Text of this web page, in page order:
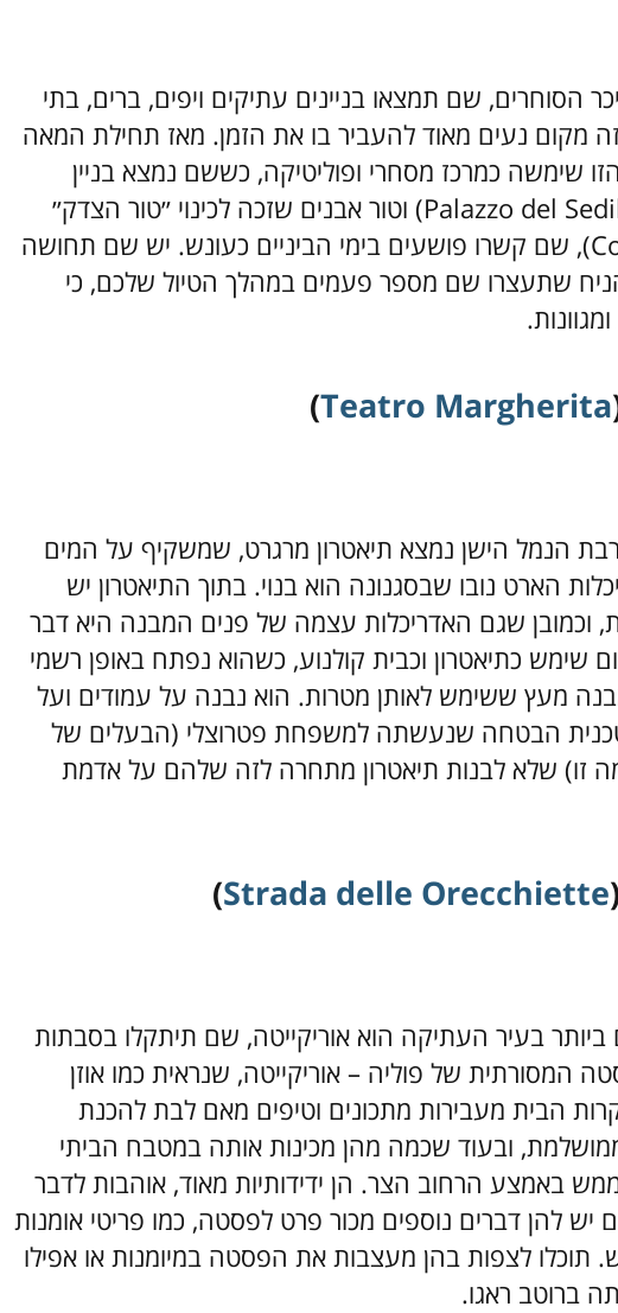
הסוחרים, שם תמצאו בניינים עתיקים ויפים, ברים, בתי
מקום נעים מאוד להעביר בו את הזמן. מאז תחילת המאה
שימשה כמרכז מסחרי ופוליטיקה, כששם נמצא בניין
העירייה הישן של בארי (Palazzo del Sedile) וטור אבנים שזכה לכינוי ״טור הצדק״
(Colonna della Giustizia), שם קשרו פושעים בימי הביניים כעונש. יש שם תחושה
שתעצרו שם מספר פעמים במהלך הטיול שלכם, כי
Teatro Margherita
)
הנמל הישן נמצא תיאטרון מרגרט, שמשקיף על המים
הארט נובו שבסגנונה הוא בנוי. בתוך התיאטרון יש
וכמובן שגם האדריכלות עצמה של פנים המבנה היא דבר
שימש כתיאטרון וכבית קולנוע, כשהוא נפתח באופן רשמי
כאן מבנה מעץ ששימש לאותן מטרות. הוא נבנה על עמודים ועל
טכנית הבטחה שנעשתה למשפחת פטרוצלי (הבעלים של
זו) שלא לבנות תיאטרון מתחרה לזה שלהם על אדמת
Strada delle Orecchiette
)
בעיר העתיקה הוא אוריקייטה, שם תיתקלו בסבתות
המסורתית של פוליה – אוריקייטה, שנראית כמו אוזן
הבית מעבירות מתכונים וטיפים מאם לבת להכנת
ובעוד שכמה מהן מכינות אותה במטבח הביתי
באמצע הרחוב הצר. הן ידידותיות מאוד, אוהבות לדבר
יש להן דברים נוספים מכור פרט לפסטה, כמו פריטי אומנות
תוכלו לצפות בהן מעצבות את הפסטה במיומנות או אפילו
ברוטב ראגו.